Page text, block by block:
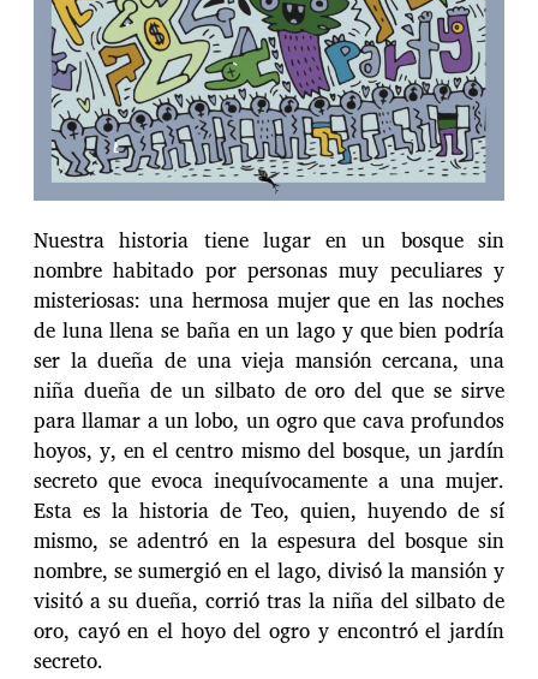
Nuestra historia tiene lugar en un bosque sin
nombre habitado por personas muy peculiares y
misteriosas: una hermosa mujer que en las noches
de luna llena se baña en un lago y que bien podría
ser la dueña de una vieja mansión cercana, una
niña dueña de un silbato de oro del que se sirve
para llamar a un lobo, un ogro que cava profundos
hoyos, y, en el centro mismo del bosque, un jardín
secreto que evoca inequívocamente a una mujer.
Esta es la historia de Teo, quien, huyendo de sí
mismo, se adentró en la espesura del bosque sin
nombre, se sumergió en el lago, divisó la mansión y
visitó a su dueña, corrió tras la niña del silbato de
oro, cayó en el hoyo del ogro y encontró el jardín
secreto.